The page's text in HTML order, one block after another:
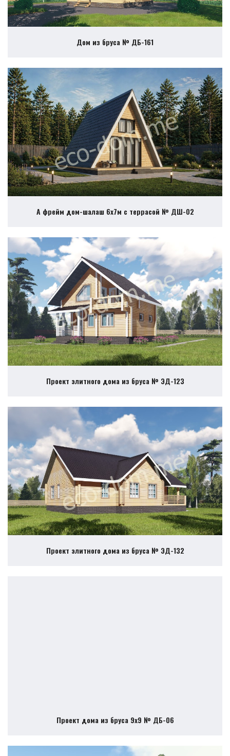
Дом из бруса № ДБ-161
А фрейм дом-шалаш 6х7м с террасой № ДШ-02
Проект элитного дома из бруса № ЭД-123
Проект элитного дома из бруса № ЭД-132
Проект дома из бруса 9х9 № ДБ-06